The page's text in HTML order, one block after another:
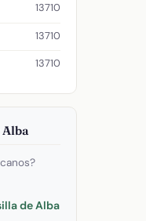
13710
13710
13710
Alba
de Alba